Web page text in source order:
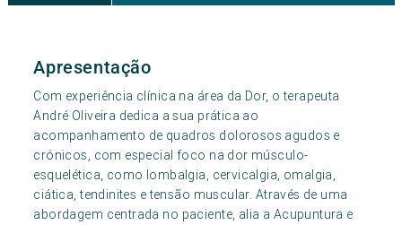
Apresentação
Com experiência clínica na área da Dor, o terapeuta
André Oliveira dedica a sua prática ao
acompanhamento de quadros dolorosos agudos e
crónicos, com especial foco na dor músculo-
esquelética, como lombalgia, cervicalgia, omalgia,
ciática, tendinites e tensão muscular. Através de uma
abordagem centrada no paciente, alia a Acupuntura e